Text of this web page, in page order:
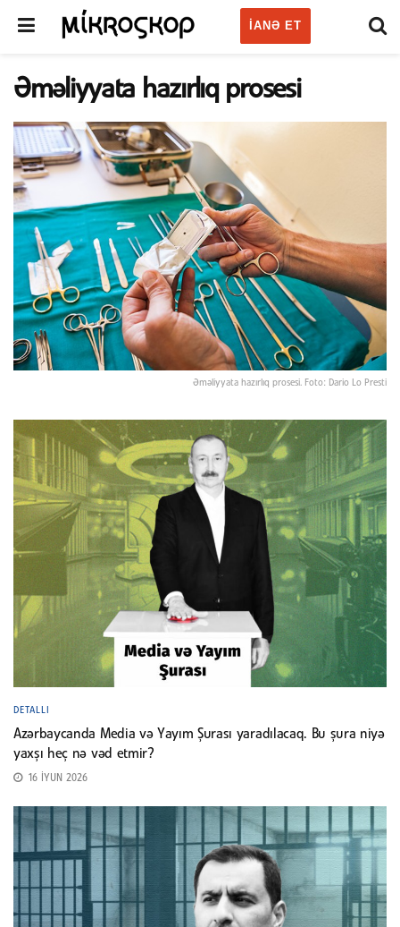
IANƏ ET
Əməliyyata hazırlıq prosesi
Əməliyyata hazırlıq prosesi. Foto: Dario Lo Presti
DETALLI
Azərbaycanda Media və Yayım Şurası yaradılacaq. Bu şura niyə
yaxşı heç nə vəd etmir?
16 İYUN 2026